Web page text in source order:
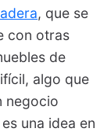
, que se
con otras
de
algo que
negocio
una idea en